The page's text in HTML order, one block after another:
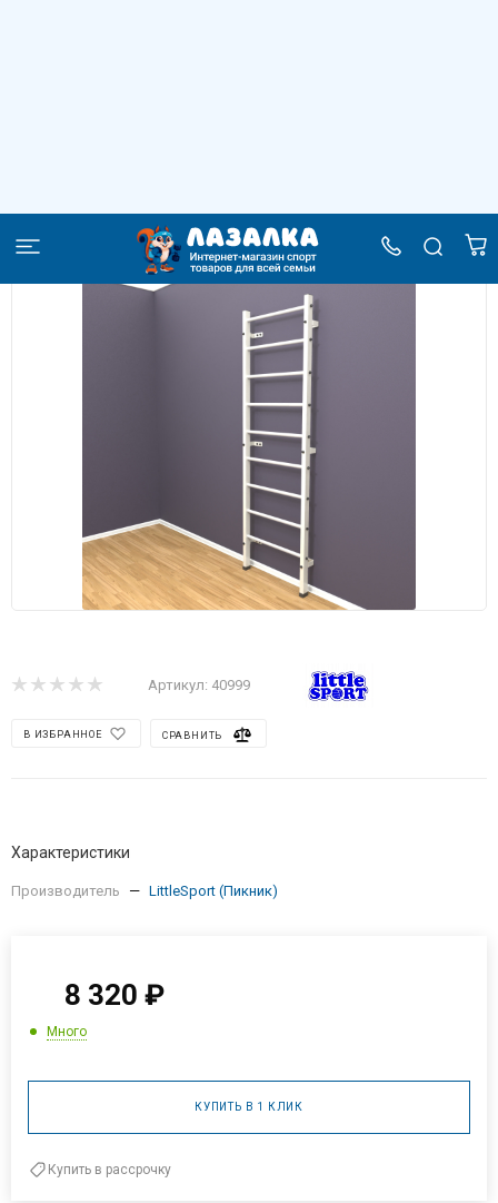
Артикул: 40999
В ИЗБРАННОЕ СРАВНИТЬ
Характеристики
Производитель — LittleSport (Пикник)
8 320 ₽
Много
КУПИТЬ В 1 КЛИК
Купить в рассрочку